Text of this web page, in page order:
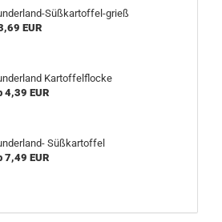
Süßkartoffel-grieß
EUR
Kartoffelflocke
4,39 EUR
Süßkartoffel
7,49 EUR